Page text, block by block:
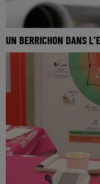
UN BERRICHON DANS